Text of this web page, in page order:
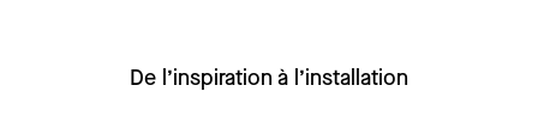
De l’inspiration à l’installation